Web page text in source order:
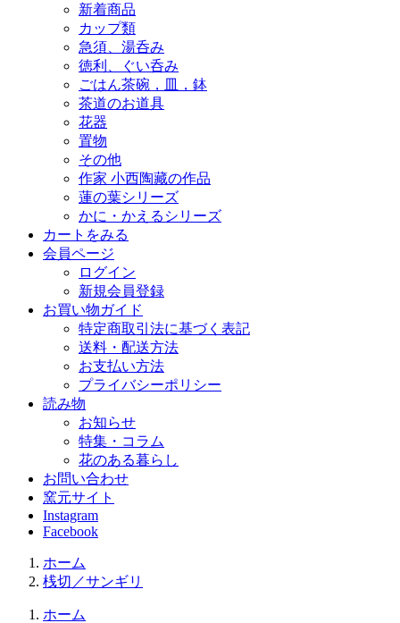
新着商品
カップ類
急須、湯呑み
徳利、ぐい呑み
ごはん茶碗，皿，鉢
茶道のお道具
花器
置物
その他
作家 小西陶藏の作品
蓮の葉シリーズ
かに・かえるシリーズ
カートをみる
会員ページ
ログイン
新規会員登録
お買い物ガイド
特定商取引法に基づく表記
送料・配送方法
お支払い方法
プライバシーポリシー
読み物
お知らせ
特集・コラム
花のある暮らし
お問い合わせ
窯元サイト
Instagram
Facebook
ホーム
桟切／サンギリ
ホーム